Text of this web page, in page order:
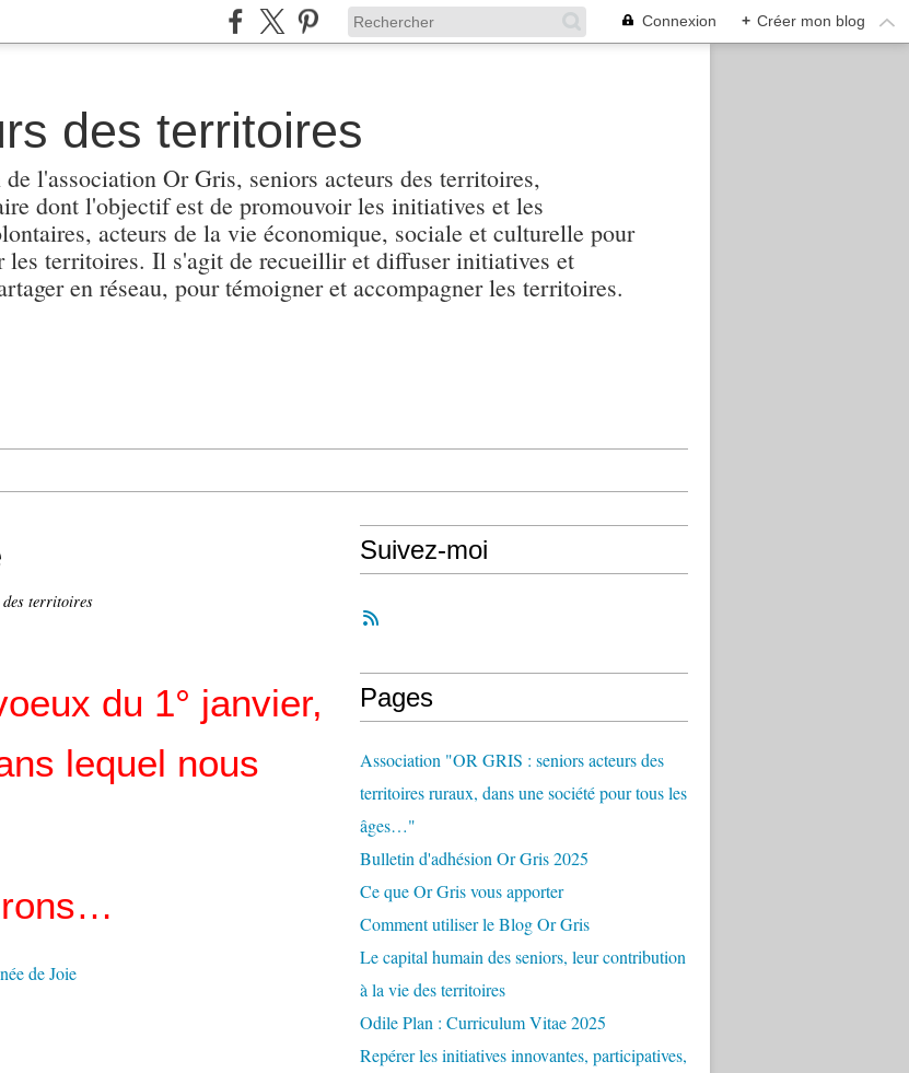
Connexion + Créer mon blog
des territoires
l'association Or Gris, seniors acteurs des territoires,
dont l'objectif est de promouvoir les initiatives et les
acteurs de la vie économique, sociale et culturelle pour
les territoires. Il s'agit de recueillir et diffuser initiatives et
en réseau, pour témoigner et accompagner les territoires.
territoires
du 1° janvier,
lequel nous
Suivez-moi
Pages
Association "OR GRIS : seniors acteurs des
territoires ruraux, dans une société pour tous les
âges…"
Bulletin d'adhésion Or Gris 2025
Ce que Or Gris vous apporter
Comment utiliser le Blog Or Gris
Le capital humain des seniors, leur contribution
à la vie des territoires
Odile Plan : Curriculum Vitae 2025
Repérer les initiatives innovantes, participatives,